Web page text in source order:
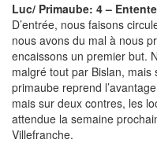
Luc/ Primaube: 4 –
D’entrée, nous faisons
nous avons du mal à nous
encaissons un premier but.
malgré tout par Bislan,
primaube reprend
mais sur deux contres, les
attendue la semaine
Villefranche.